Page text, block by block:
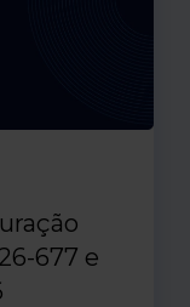
677 e